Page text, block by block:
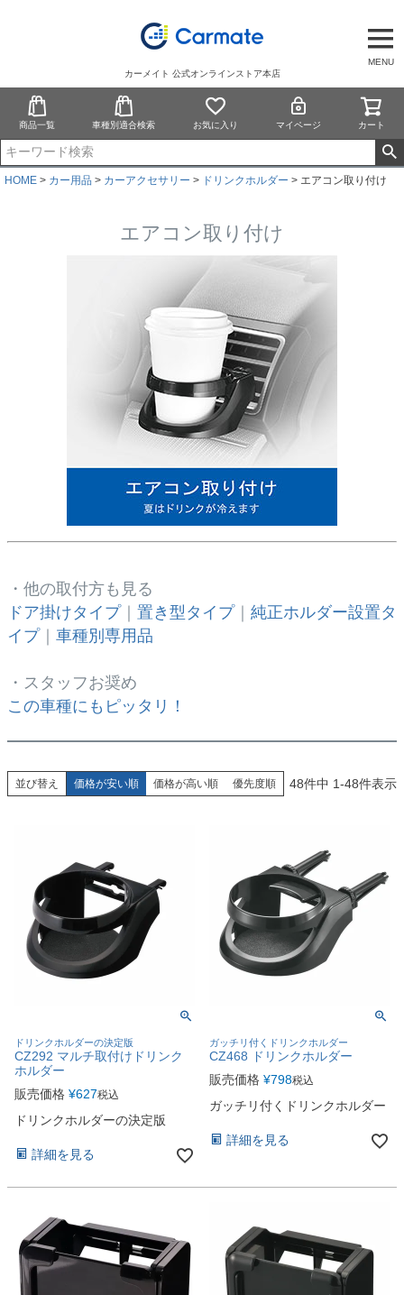
MENU
カーメイト 公式オンラインストア本店
商品一覧 車種別適合検索 お気に入り マイページ カート
HOME カー用品 カーアクセサリー ドリンクホルダー エアコン取り付け
エアコン取り付け
・他の取付方も見る
ドア掛けタイプ｜ 置き型タイプ｜ 純正ホルダー設置タ
イプ｜ 車種別専用品
・スタッフお奨め
この車種にもピッタリ！
並び替え 価格が安い順 価格が高い順 優先度順 48件中 1-48件表示
ドリンクホルダーの決定版
CZ292 マルチ取付けドリンク
ホルダー
販売価格 ¥627税込
ドリンクホルダーの決定版
詳細を見る
ガッチリ付くドリンクホルダー
CZ468 ドリンクホルダー
販売価格 ¥798税込
ガッチリ付くドリンクホルダー
詳細を見る